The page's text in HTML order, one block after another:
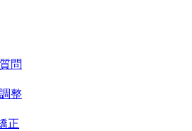
問
整
正